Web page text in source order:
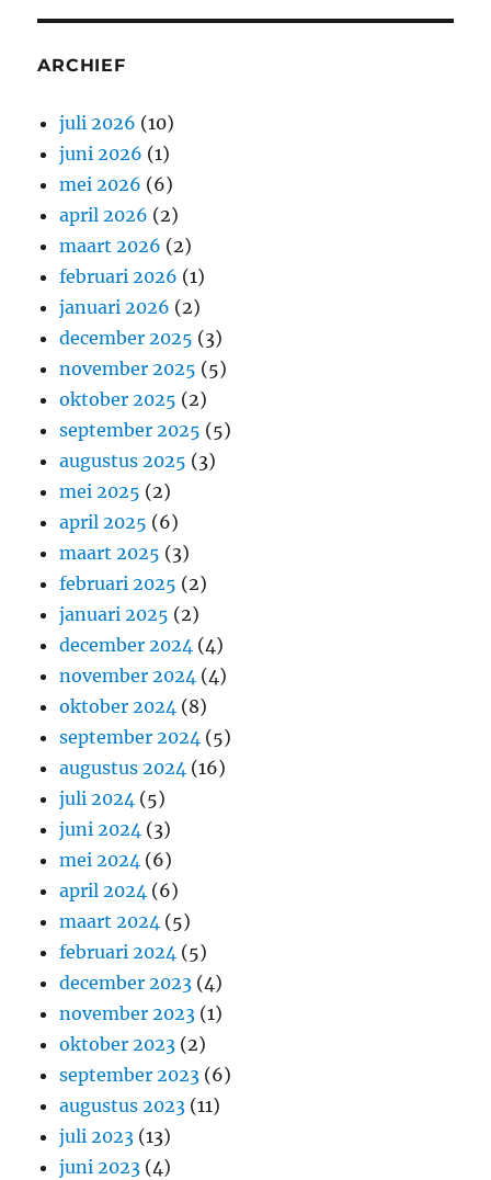
ARCHIEF
juli 2026 (10)
juni 2026 (1)
mei 2026 (6)
april 2026 (2)
maart 2026 (2)
februari 2026 (1)
januari 2026 (2)
december 2025 (3)
november 2025 (5)
oktober 2025 (2)
september 2025 (5)
augustus 2025 (3)
mei 2025 (2)
april 2025 (6)
maart 2025 (3)
februari 2025 (2)
januari 2025 (2)
december 2024 (4)
november 2024 (4)
oktober 2024 (8)
september 2024 (5)
augustus 2024 (16)
juli 2024 (5)
juni 2024 (3)
mei 2024 (6)
april 2024 (6)
maart 2024 (5)
februari 2024 (5)
december 2023 (4)
november 2023 (1)
oktober 2023 (2)
september 2023 (6)
augustus 2023 (11)
juli 2023 (13)
juni 2023 (4)